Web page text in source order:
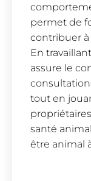
permet de
contribuer à
En
assure le
tout en
santé
être animal